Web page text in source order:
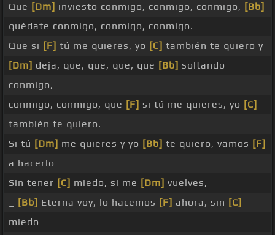
Que [Dm] inviesto conmigo, conmigo, conmigo, [Bb]
quédate conmigo, conmigo, conmigo.
Que si [F] tú me quieres, yo [C] también te quiero y
[Dm] deja, que, que, que, que [Bb] soltando
conmigo,
conmigo, conmigo, que [F] si tú me quieres, yo [C]
también te quiero.
Si tú [Dm] me quieres y yo [Bb] te quiero, vamos [F]
a hacerlo
Sin tener [C] miedo, si me [Dm] vuelves,
[Bb] Eterna voy, lo hacemos [F] ahora, sin [C]
miedo _ _ _